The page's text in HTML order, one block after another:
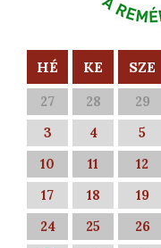
HÉ KE SZE
27 28 29
3
4 5
10
11 12
17
18 19
24
25 26